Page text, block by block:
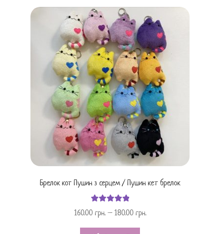
Брелок кот Пушин з серцем / Пушин кет брелок
Оцінено в
160.00 грн.– 180.00 грн.